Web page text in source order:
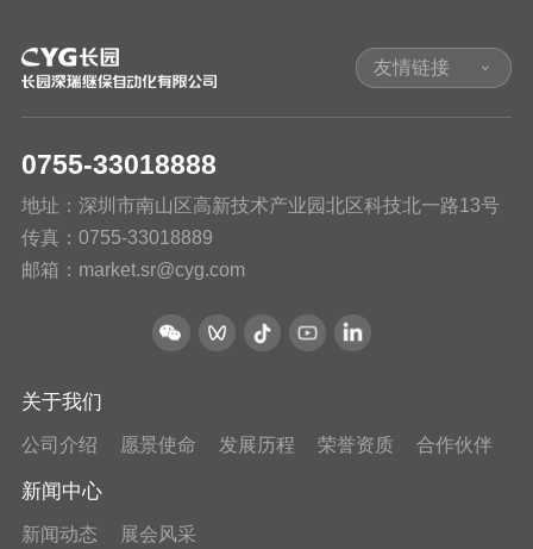
友情链接
0755-33018888
地址：深圳市南山区高新技术产业园北区科技北一路13号
传真：0755-33018889
邮箱：market.sr@cyg.com
关于我们
公司介绍 愿景使命 发展历程 荣誉资质 合作伙伴
新闻中心
新闻动态 展会风采